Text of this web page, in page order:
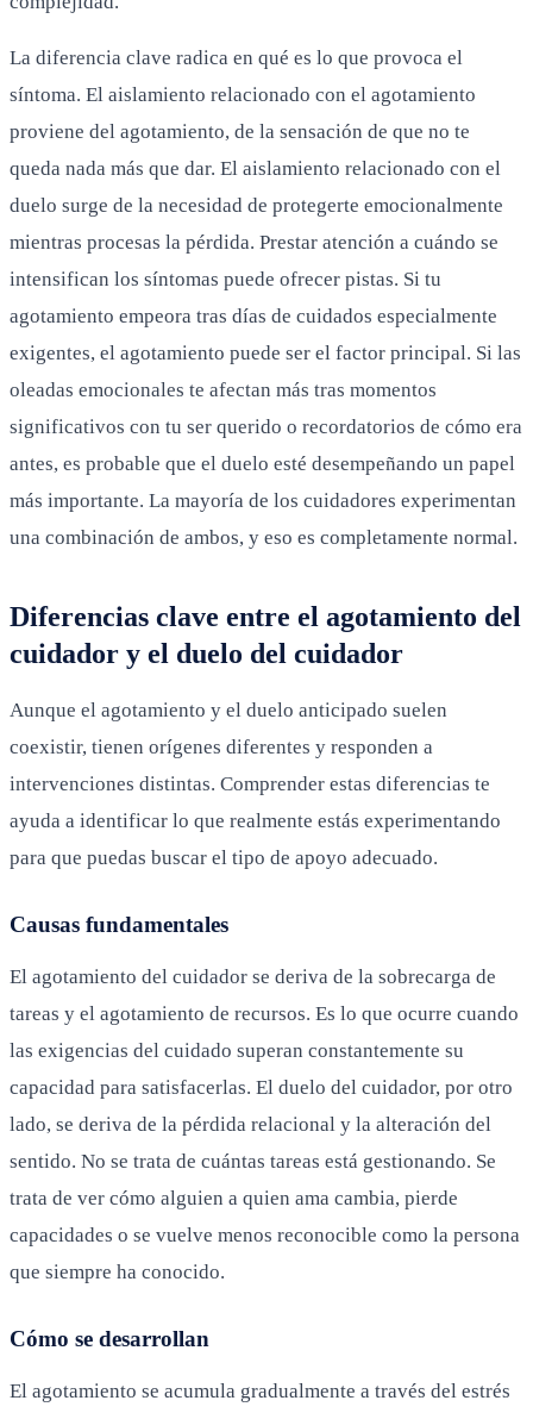
La diferencia clave radica en qué es lo que provoca el
síntoma. El aislamiento relacionado con el agotamiento
proviene del agotamiento, de la sensación de que no te
queda nada más que dar. El aislamiento relacionado con el
duelo surge de la necesidad de protegerte emocionalmente
mientras procesas la pérdida. Prestar atención a cuándo se
intensifican los síntomas puede ofrecer pistas. Si tu
agotamiento empeora tras días de cuidados especialmente
exigentes, el agotamiento puede ser el factor principal. Si las
oleadas emocionales te afectan más tras momentos
significativos con tu ser querido o recordatorios de cómo era
antes, es probable que el duelo esté desempeñando un papel
más importante. La mayoría de los cuidadores experimentan
una combinación de ambos, y eso es completamente normal.
Diferencias clave entre el agotamiento del
cuidador y el duelo del cuidador
Aunque el agotamiento y el duelo anticipado suelen
coexistir, tienen orígenes diferentes y responden a
intervenciones distintas. Comprender estas diferencias te
ayuda a identificar lo que realmente estás experimentando
para que puedas buscar el tipo de apoyo adecuado.
Causas fundamentales
El agotamiento del cuidador se deriva de la sobrecarga de
tareas y el agotamiento de recursos. Es lo que ocurre cuando
las exigencias del cuidado superan constantemente su
capacidad para satisfacerlas. El duelo del cuidador, por otro
lado, se deriva de la pérdida relacional y la alteración del
sentido. No se trata de cuántas tareas está gestionando. Se
trata de ver cómo alguien a quien ama cambia, pierde
capacidades o se vuelve menos reconocible como la persona
que siempre ha conocido.
Cómo se desarrollan
El agotamiento se acumula gradualmente a través del estrés